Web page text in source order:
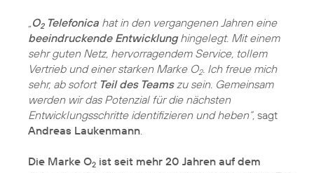
„O2Telefonica hat in den vergangenen Jahren eine
beeindruckende Entwicklunghingelegt. Mit einem
sehr guten Netz, hervorragendem Service, tollem
Vertrieb und einer starken Marke O2. Ich freue mich
sehr, ab sofort Teil des Teamszu sein. Gemeinsam
werden wir das Potenzial für die nächsten
Entwicklungsschritte identifizieren und heben“, sagt
Andreas Laukenmann.
Die Marke O2 ist seit mehr 20 Jahren auf dem